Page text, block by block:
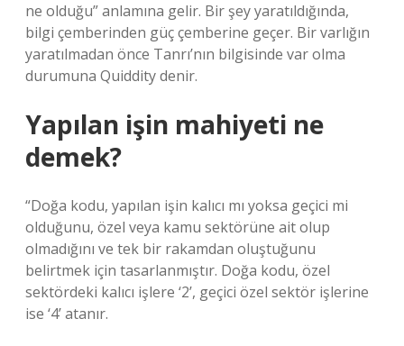
ne olduğu” anlamına gelir. Bir şey yaratıldığında,
bilgi çemberinden güç çemberine geçer. Bir varlığın
yaratılmadan önce Tanrı’nın bilgisinde var olma
durumuna Quiddity denir.
Yapılan işin mahiyeti ne
demek?
“Doğa kodu, yapılan işin kalıcı mı yoksa geçici mi
olduğunu, özel veya kamu sektörüne ait olup
olmadığını ve tek bir rakamdan oluştuğunu
belirtmek için tasarlanmıştır. Doğa kodu, özel
sektördeki kalıcı işlere ‘2’, geçici özel sektör işlerine
ise ‘4’ atanır.